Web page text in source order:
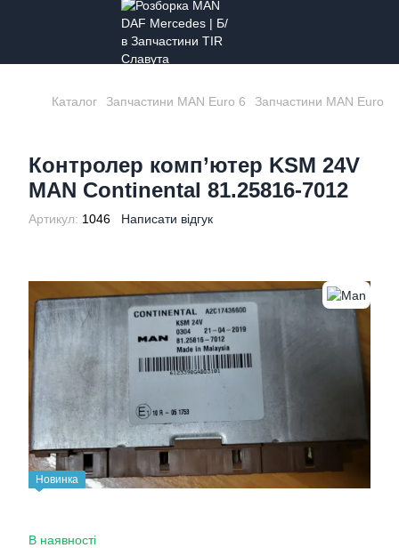
Каталог Запчастини MAN Euro 6 Запчастини MAN Euro 6
Контролер комп’ютер KSM 24V
MAN Continental 81.25816-7012
Артикул: 1046 Написати відгук
Новинка
В наявності